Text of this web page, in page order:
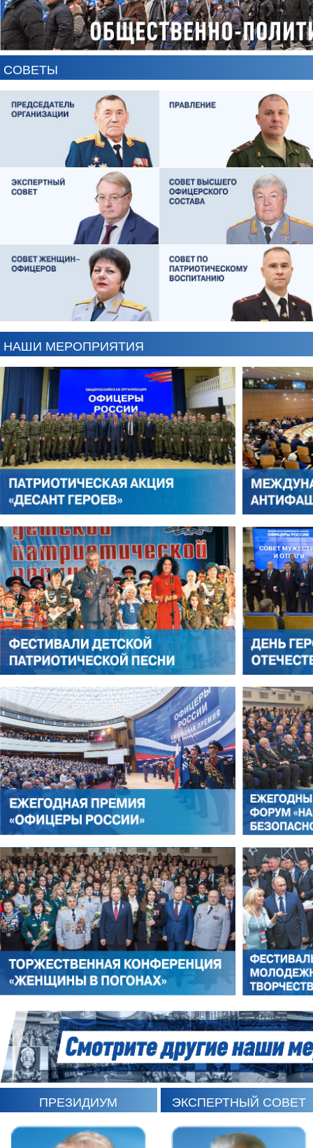
СОВЕТЫ
НАШИ МЕРОПРИЯТИЯ
ПРЕЗИДИУМ
ЕВГЕНИЙ ЧЕРДАКОВ
АНТОН ЦВЕТКОВ
АЛЕКСАНДР ЯНЕВСКИЙ
ЛЕОНИД ЯКУБОВИЧ
РОМАН ШКУРЛАТОВ
ИГОРЬ ШЕВЧУК
КАРЕН ШАХНАЗАРОВ
ЮРИЙ ШАРАГОРОВ
ЭКСПЕРТНЫЙ СОВЕТ
ОЛЕГ ЛОГУНОВ
ВИКТОР ЛИТОВКИН
АЛЕКСЕЙ ФИЛАТОВ
АЛЕКСАНДР
ВЛАДИМИР СЕМЕРДА
СЕРГЕЙ САМИНСКИЙ
ЛЕОНИД РОМАНОВ
ВАЛЕРИЙ ПОСТНИКОВ